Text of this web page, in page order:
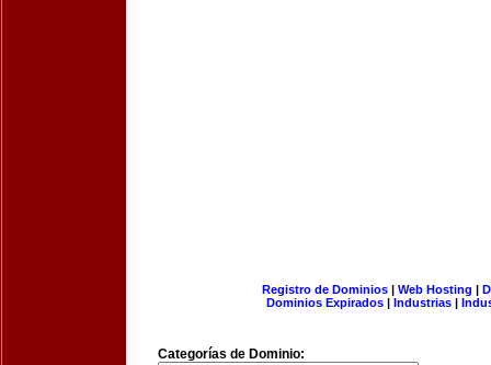
Registro de Dominios| Web Hosting |
Dominios Expirados | Industrias |
Categorías de Dominio: